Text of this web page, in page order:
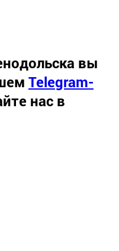
вы
Telegram-
нас в